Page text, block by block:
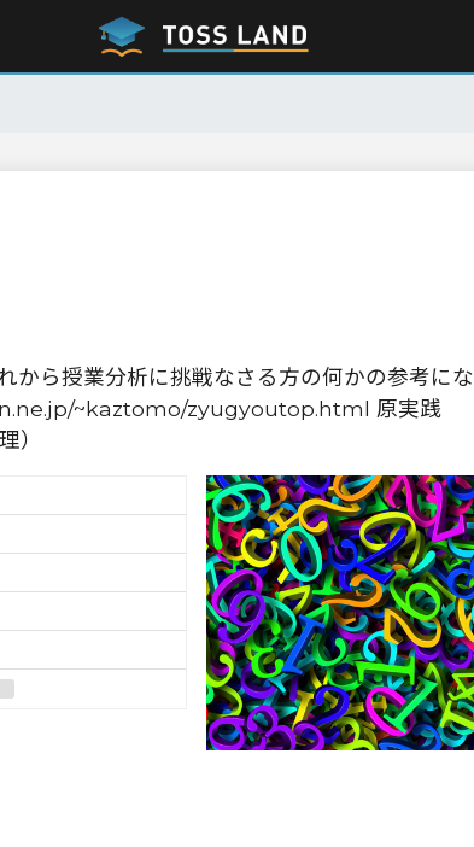
から授業分析に挑戦なさる方の何かの参考にな
~kaztomo/zyugyoutop.html 原実践
）